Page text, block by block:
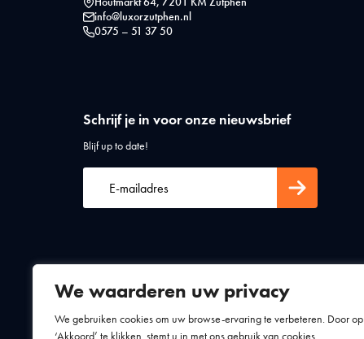
We waarderen uw privacy
We gebruiken cookies om uw browse-ervaring te verbeteren. Door op
‘Akkoord’ te klikken, stemt u in met ons gebruik van cookies.
info@luxorzutphen.nl
0575 – 51 37 50
Schrijf je in voor onze nieuwsbrief
Blijf up to date!
Algemene voorwaardenPrivacy statement